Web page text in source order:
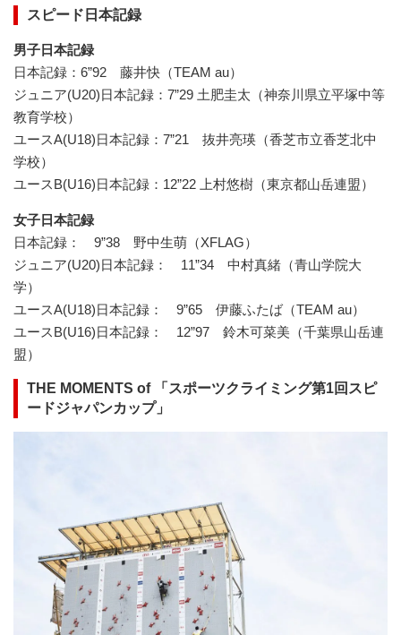
スピード日本記録
男子日本記録
日本記録：6”92 藤井快（TEAM au）
ジュニア(U20)日本記録：7”29 土肥圭太（神奈川県立平塚中等
教育学校）
ユースA(U18)日本記録：7”21 抜井亮瑛（香芝市立香芝北中
学校）
ユースB(U16)日本記録：12”22 上村悠樹（東京都山岳連盟）
女子日本記録
日本記録： 9”38 野中生萌（XFLAG）
ジュニア(U20)日本記録： 11”34 中村真緒（青山学院大
学）
ユースA(U18)日本記録： 9”65 伊藤ふたば（TEAM au）
ユースB(U16)日本記録： 12”97 鈴木可菜美（千葉県山岳連
盟）
THE MOMENTS of 「スポーツクライミング第1回スピ
ードジャパンカップ」